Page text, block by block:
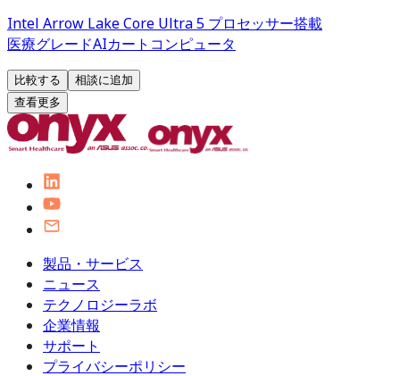
Intel Arrow Lake Core Ultra 5 プロセッサー搭載
医療グレードAIカートコンピュータ
比較する
相談に追加
查看更多
製品・サービス
ニュース
テクノロジーラボ
企業情報
サポート
プライバシーポリシー